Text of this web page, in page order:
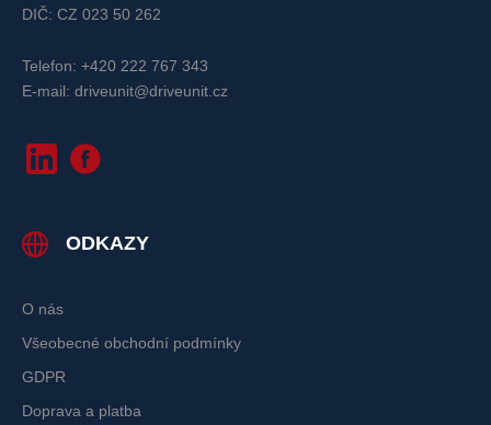
DIČ: CZ 023 50 262
Telefon: +420 222 767 343
E-mail: driveunit@driveunit.cz
ODKAZY
O nás
Všeobecné obchodní podmínky
GDPR
Doprava a platba